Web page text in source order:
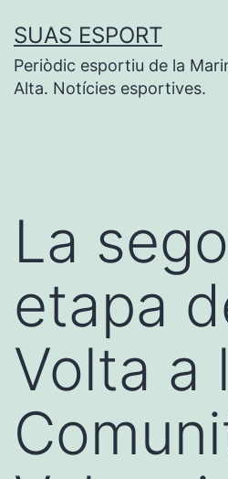
contingut
SUAS ESPORT
Periòdic esportiu de la
Alta. Notícies esportives.
La
etapa
Volta a